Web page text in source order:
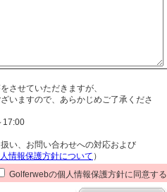
させていただきますが、
いますので、あらかじめご了承くださ
17:00
い、お問い合わせへの対応および
情報保護方針について ）
Golferwebの個人情報保護方針に同意する